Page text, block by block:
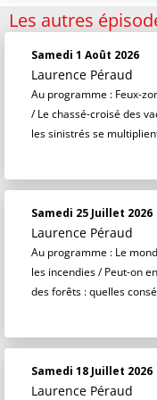
Les autres
Samedi 1 Août 2026
Laurence Péraud
Au programme : Feux-
/ Le chassé-croisé des
les sinistrés se
Samedi 25 Juillet 2026
Laurence Péraud
Au programme : Le
les incendies / Peut-on
des forêts : quelles
Samedi 18 Juillet 2026
Laurence Péraud